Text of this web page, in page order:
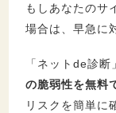
もしあなたのサ
場合は、早急に
「ネットde診断
の脆弱性を無料
リスクを簡単に